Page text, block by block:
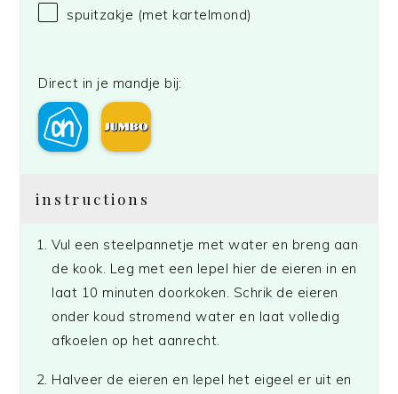
spuitzakje (met kartelmond)
Direct in je mandje bij:
instructions
Vul een steelpannetje met water en breng aan
de kook. Leg met een lepel hier de eieren in en
laat 10 minuten doorkoken. Schrik de eieren
onder koud stromend water en laat volledig
afkoelen op het aanrecht.
Halveer de eieren en lepel het eigeel er uit en